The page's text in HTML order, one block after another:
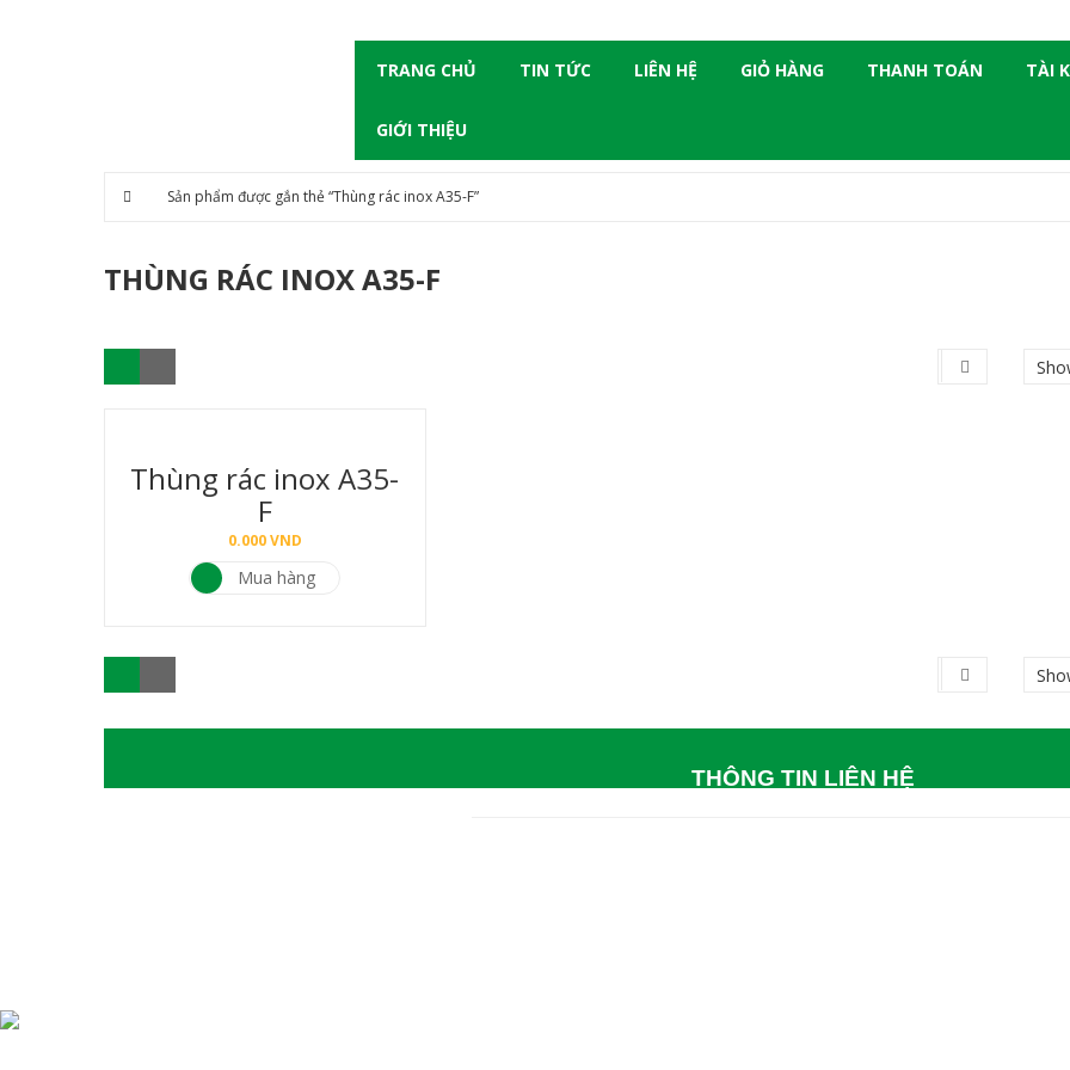
TRANG CHỦ TIN TỨC LIÊN HỆ GIỎ HÀNG THANH TOÁN TÀI
GIỚI THIỆU
Sản phẩm được gắn thẻ “Thùng rác inox A35-F”
THÙNG RÁC INOX A35-F
Thùng rác inox A35-
F
0.000VND
Mua hàng
THÔNG TIN LIÊN HỆ